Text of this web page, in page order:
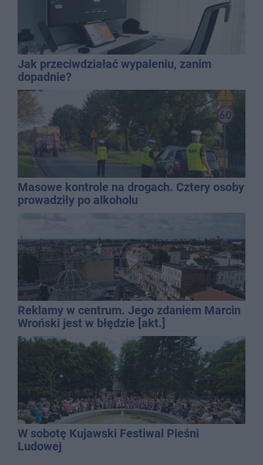
Jak przeciwdziałać wypaleniu, zanim
dopadnie?
Masowe kontrole na drogach. Cztery osoby
prowadziły po alkoholu
Reklamy w centrum. Jego zdaniem Marcin
Wroński jest w błędzie [akt.]
W sobotę Kujawski Festiwal Pieśni
Ludowej